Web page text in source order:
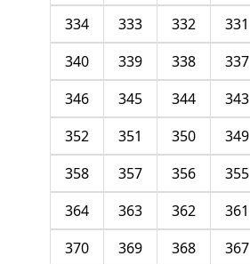
331
332
333
334
337
338
339
340
343
344
345
346
349
350
351
352
355
356
357
358
361
362
363
364
367
368
369
370